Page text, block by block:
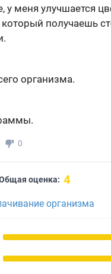
у меня улучшается
получаешь
организма.
0
оценка: 4
организма